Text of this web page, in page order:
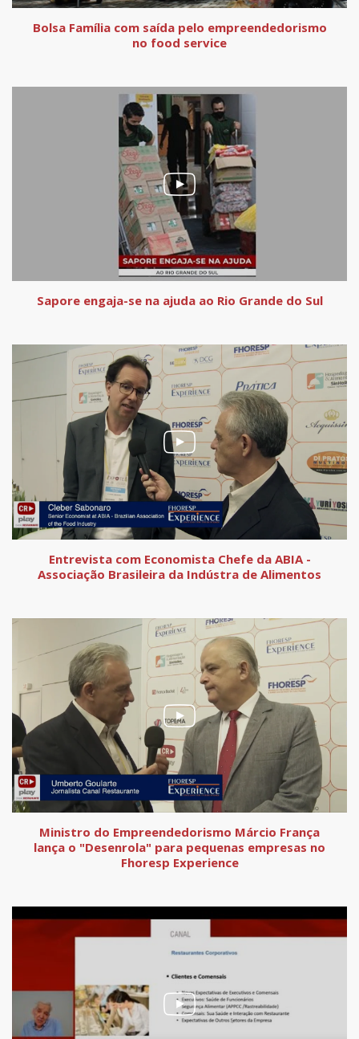
Bolsa Família com saída pelo empreendedorismo
no food service
Sapore engaja-se na ajuda ao Rio Grande do Sul
Entrevista com Economista Chefe da ABIA -
Associação Brasileira da Indústra de Alimentos
Ministro do Empreendedorismo Márcio França
lança o "Desenrola" para pequenas empresas no
Fhoresp Experience